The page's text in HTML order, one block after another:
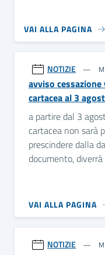
VAI ALLA PAGINA
NOTIZIE
avviso
cartacea al 3
a partire dal 3
cartacea non sarà
prescindere dalla
documento,
VAI ALLA PAGINA
NOTIZIE